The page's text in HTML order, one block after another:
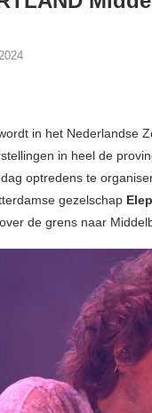
in het Nederlandse
in heel de
optredens te
gezelschap
de grens naar